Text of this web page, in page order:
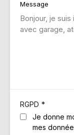
Message
RGPD *
Je donne
mes